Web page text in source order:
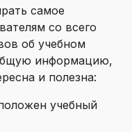
самое
со всего
об учебном
информацию,
и полезна:
учебный